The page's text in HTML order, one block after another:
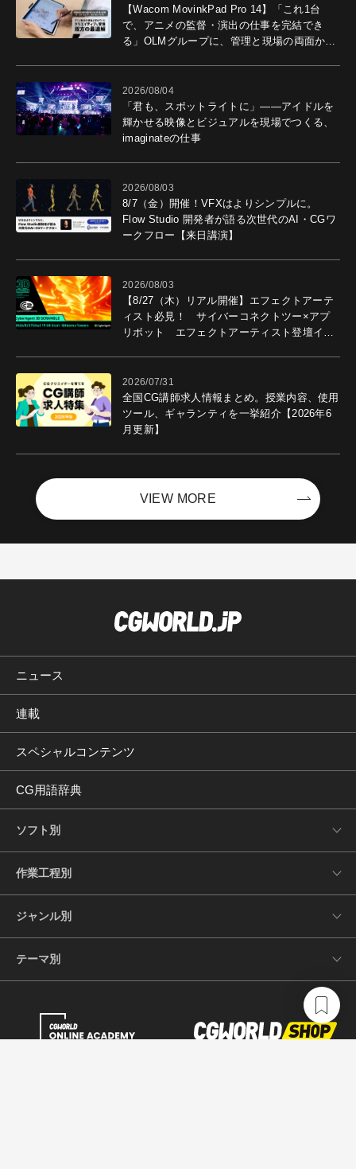
【Wacom MovinkPad Pro 14】「これ1台
で、アニメの監督・演出の仕事を完結でき
る」OLMグループに、管理と現場の両面から
2026/08/04
「君も、スポットライトに」――アイドルを
輝かせる映像とビジュアルを現場でつくる、
imaginateの仕事
2026/08/03
8/7（金）開催！VFXはよりシンプルに。
Flow Studio 開発者が語る次世代のAI・CGワ
ークフロー【来日講演】
2026/08/03
【8/27（木）リアル開催】エフェクトアーテ
ィスト必見！ サイバーコネクトツー×アプ
リボット エフェクトアーティスト登壇イベ
2026/07/31
全国CG講師求人情報まとめ。授業内容、使用
ツール、ギャランティを一挙紹介【2026年6
月更新】
VIEW MORE
ニュース
連載
スペシャルコンテンツ
CG用語辞典
ソフト別
作業工程別
ジャンル別
テーマ別